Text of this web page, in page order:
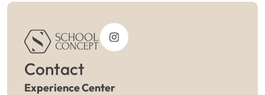
Contact
Experience Center